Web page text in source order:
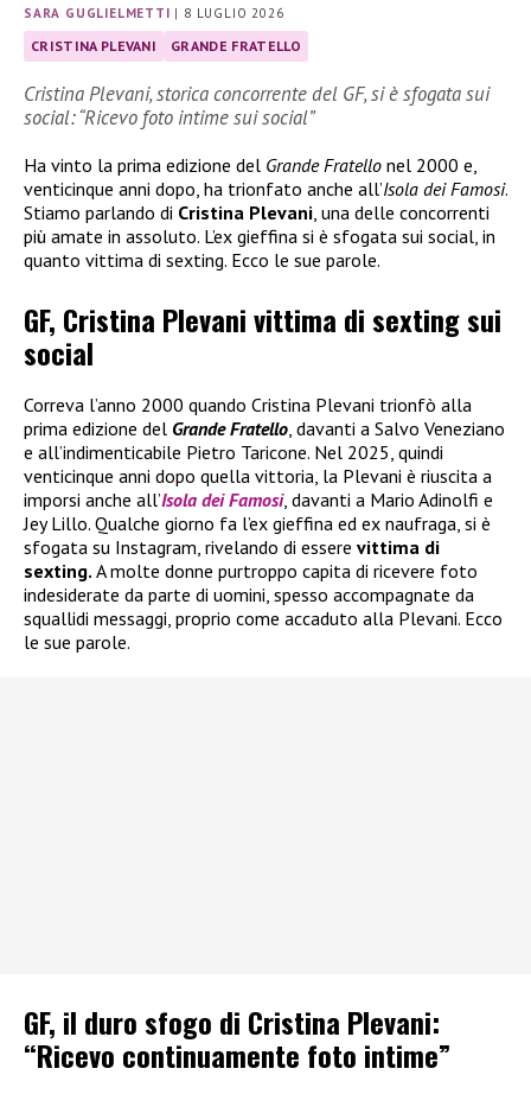
SARA GUGLIELMETTI | 8 LUGLIO 2026
CRISTINA PLEVANI GRANDE FRATELLO
Cristina Plevani, storica concorrente del GF, si è sfogata sui
social: “Ricevo foto intime sui social”
Ha vinto la prima edizione del Grande Fratello nel 2000 e,
venticinque anni dopo, ha trionfato anche all’Isola dei Famosi.
Stiamo parlando di Cristina Plevani , una delle concorrenti
più amate in assoluto. L’ex gieffina si è sfogata sui social, in
quanto vittima di sexting. Ecco le sue parole.
GF, Cristina Plevani vittima di sexting sui
social
Correva l’anno 2000 quando Cristina Plevani trionfò alla
prima edizione del Grande Fratello , davanti a Salvo Veneziano
e all’indimenticabile Pietro Taricone. Nel 2025, quindi
venticinque anni dopo quella vittoria, la Plevani è riuscita a
imporsi anche all’Isola dei Famosi, davanti a Mario Adinolfi e
Jey Lillo. Qualche giorno fa l’ex gieffina ed ex naufraga, si è
sfogata su Instagram, rivelando di essere vittima di
sexting. A molte donne purtroppo capita di ricevere foto
indesiderate da parte di uomini, spesso accompagnate da
squallidi messaggi, proprio come accaduto alla Plevani. Ecco
le sue parole.
GF, il duro sfogo di Cristina Plevani:
“Ricevo continuamente foto intime”